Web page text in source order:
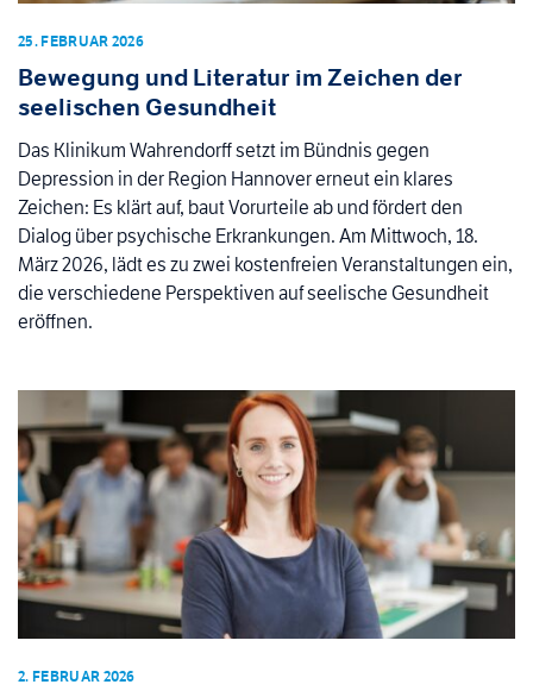
Bewegung und Literatur im Zeichen der
seelischen Gesundheit
25. FEBRUAR 2026
Das Klinikum Wahrendorff setzt im Bündnis gegen
Depression in der Region Hannover erneut ein klares
Zeichen: Es klärt auf, baut Vorurteile ab und fördert den
Dialog über psychische Erkrankungen. Am Mittwoch, 18.
März 2026, lädt es zu zwei kostenfreien Veranstaltungen ein,
die verschiedene Perspektiven auf seelische Gesundheit
eröffnen.
2. FEBRUAR 2026